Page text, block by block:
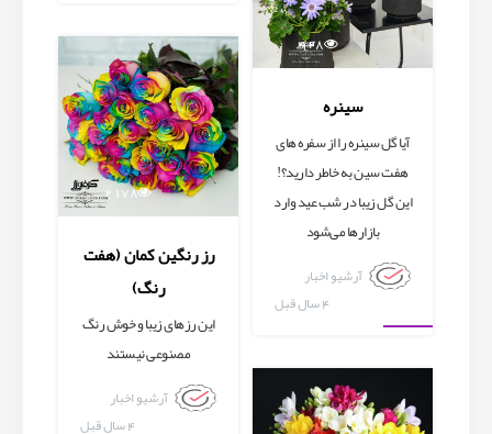
928
سینره
آیا گل سینره را از سفره های
هفت سین به خاطر دارید؟!
این گل زیبا در شب عید وارد
بازارها می‌شود
آرشیو اخبار
4 سال قبل
2178
رز رنگین کمان (هفت
رنگ)
این رزهای زیبا و خوش رنگ
مصنوعی نیستند
آرشیو اخبار
4 سال قبل